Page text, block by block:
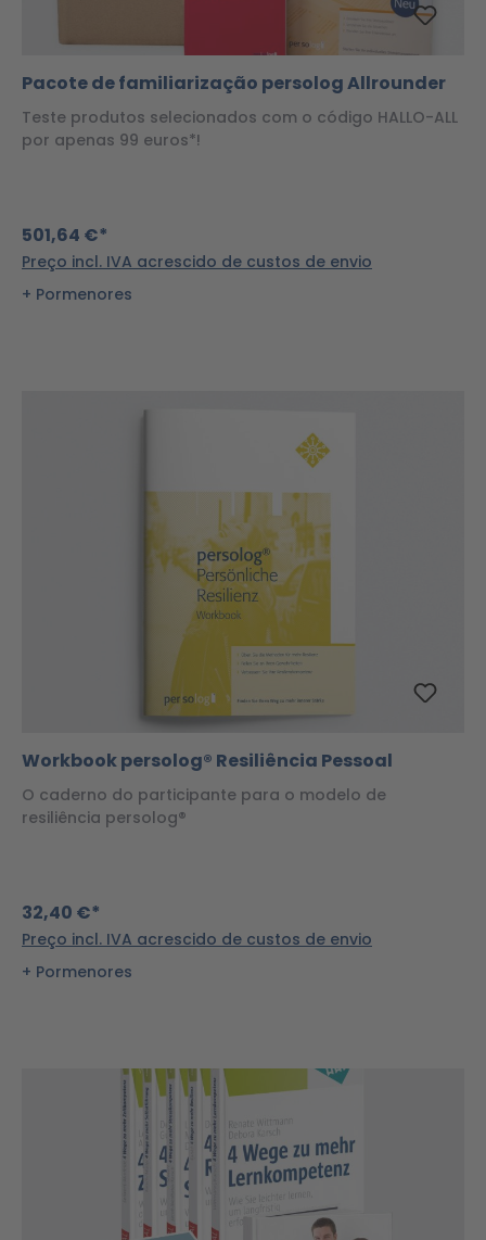
Pacote de familiarização persolog Allrounder
Teste produtos selecionados com o código HALLO-ALL
por apenas 99 euros*!
501,64 €*
Preço incl. IVA acrescido de custos de envio
Pormenores
Workbook persolog® Resiliência Pessoal
O caderno do participante para o modelo de
resiliência persolog®
32,40 €*
Preço incl. IVA acrescido de custos de envio
Pormenores